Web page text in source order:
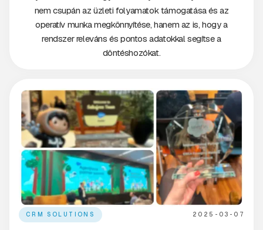
nem csupán az üzleti folyamatok támogatása és az
operatív munka megkönnyítése, hanem az is, hogy a
rendszer releváns és pontos adatokkal segítse a
döntéshozókat.
CRM SOLUTIONS 2025-03-07